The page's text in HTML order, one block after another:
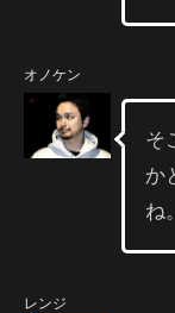
オノケン
そ
か
ね。
レンジ